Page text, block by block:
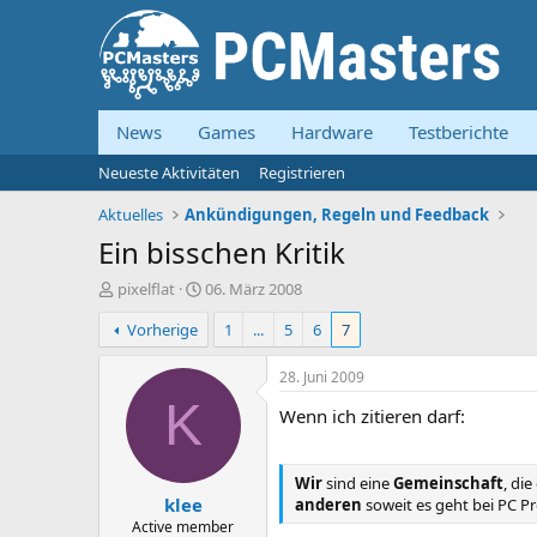
News Games Hardware Testberichte
Neueste Aktivitäten
Registrieren
Aktuelles
Ankündigungen, Regeln und Feedback
Ein bisschen Kritik
E
s
t
pixelflat
E
t
e
m
06. März 2008
Vorherige
1 ... 5 6 7
K
klee
Active member
28. Juni 2009
Wenn ich zitieren darf:
Wirsind eineGemeinschaft ,
anderen soweit es geht bei PC